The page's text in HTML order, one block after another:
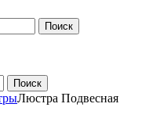
Поиск
Поиск
Люстра Подвесная